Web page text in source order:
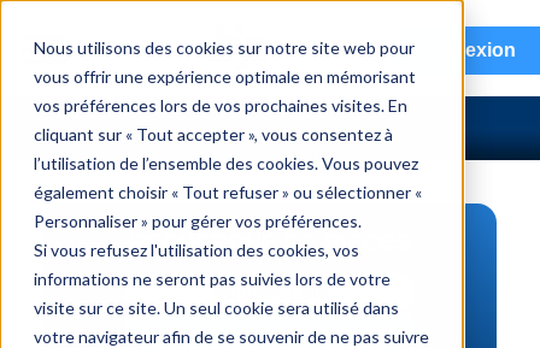
Nous utilisons des cookies sur notre site web pour
vous offrir une expérience optimale en mémorisant
vos préférences lors de vos prochaines visites. En
cliquant sur « Tout accepter », vous consentez à
l’utilisation de l’ensemble des cookies. Vous pouvez
également choisir « Tout refuser » ou sélectionner «
Personnaliser » pour gérer vos préférences.
Si vous refusez l'utilisation des cookies, vos
informations ne seront pas suivies lors de votre
visite sur ce site. Un seul cookie sera utilisé dans
votre navigateur afin de se souvenir de ne pas suivre
menu Connexion
RECHERCHE DE PIÈCES
Véhicule | NIV
Numéro de pièce | interchange